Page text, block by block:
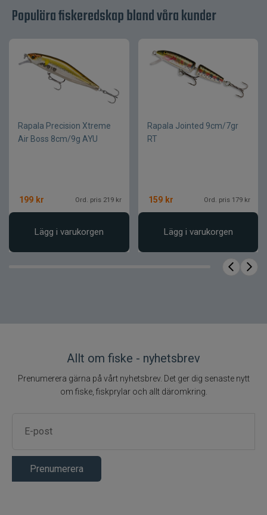
Populära fiskeredskap bland våra kunder
Rapala Precision Xtreme
Air Boss 8cm/9g AYU
199 kr Ord. pris 219 kr
Lägg i varukorgen
Rapala Jointed 9cm/7gr
RT
159 kr Ord. pris 179 kr
Lägg i varukorgen
Allt om fiske - nyhetsbrev
Prenumerera gärna på vårt nyhetsbrev. Det ger dig senaste nytt
om fiske, fiskprylar och allt däromkring.
Prenumerera